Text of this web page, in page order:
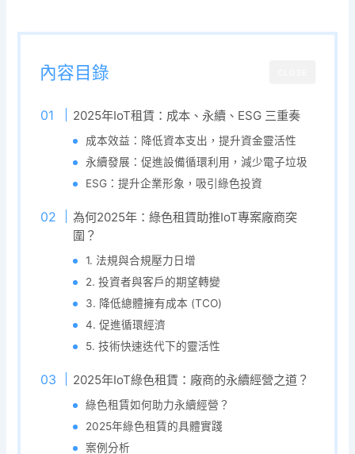
內容目錄
2025年IoT租賃：成本、永續、ESG 三重奏
成本效益：降低資本支出，提升資金靈活性
永續發展：促進設備循環利用，減少電子垃圾
ESG：提升企業形象，吸引綠色投資
為何2025年：綠色租賃助推IoT專案廠商突
圍？
1. 法規與合規壓力日增
2. 投資者與客戶的期望轉變
3. 降低總體擁有成本 (TCO)
4. 促進循環經濟
5. 技術快速迭代下的靈活性
2025年IoT綠色租賃：廠商的永續經營之道？
綠色租賃如何助力永續經營？
2025年綠色租賃的具體實踐
案例分析